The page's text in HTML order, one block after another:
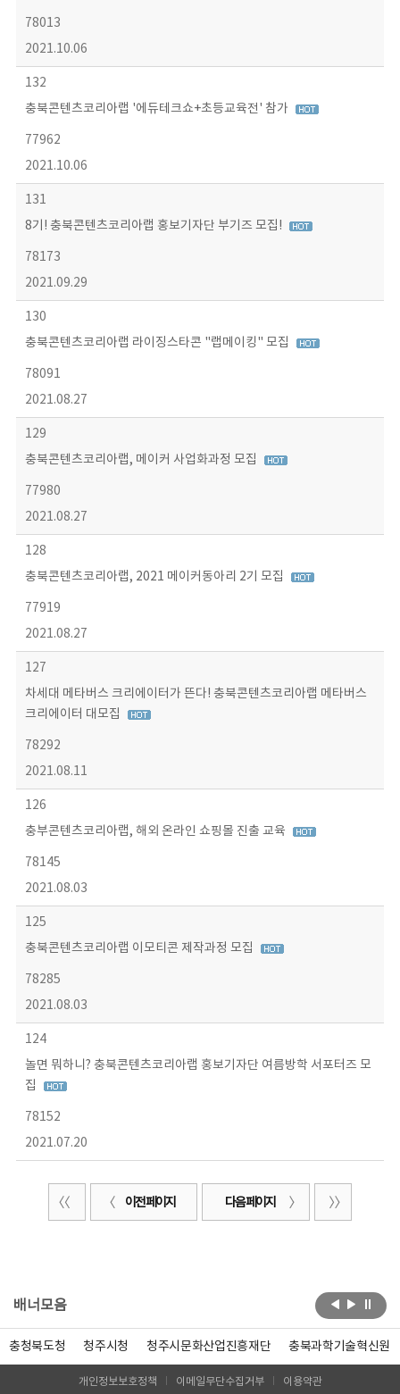
78013
2021.10.06
132
충북콘텐츠코리아랩 '에듀테크쇼+초등교육전' 참가
77962
2021.10.06
131
8기! 충북콘텐츠코리아랩 홍보기자단 부기즈 모집!
78173
2021.09.29
130
충북콘텐츠코리아랩 라이징스타콘 "랩메이킹" 모집
78091
2021.08.27
129
충북콘텐츠코리아랩, 메이커 사업화과정 모집
77980
2021.08.27
128
충북콘텐츠코리아랩, 2021 메이커동아리 2기 모집
77919
2021.08.27
127
차세대 메타버스 크리에이터가 뜬다! 충북콘텐츠코리아랩 메타버스
크리에이터 대모집
78292
2021.08.11
126
충부콘텐츠코리아랩, 해외 온라인 쇼핑몰 진출 교육
78145
2021.08.03
125
충북콘텐츠코리아랩 이모티콘 제작과정 모집
78285
2021.08.03
124
놀면 뭐하니? 충북콘텐츠코리아랩 홍보기자단 여름방학 서포터즈 모
집
78152
2021.07.20
이전 페이지 다음 페이지
배너모음
충청북도청 청주시청 청주시문화산업진흥재단 충북과학기술혁신원
개인정보보호정책 이메일무단수집거부 이용약관